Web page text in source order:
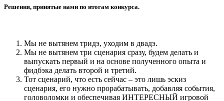
Решения, принятые нами по итогам конкурса.
Мы не вытянем тридэ, уходим в двадэ.
Мы не вытянем три сценария сразу, будем делать и
выпускать первый и на основе полученного опыта и
фидбэка делать второй и третий.
Тот сценарий, что есть сейчас – это лишь эскиз
сценария, его нужно прорабатывать, добавляя события,
головоломки и обеспечивая ИНТЕРЕСНЫЙ игровой